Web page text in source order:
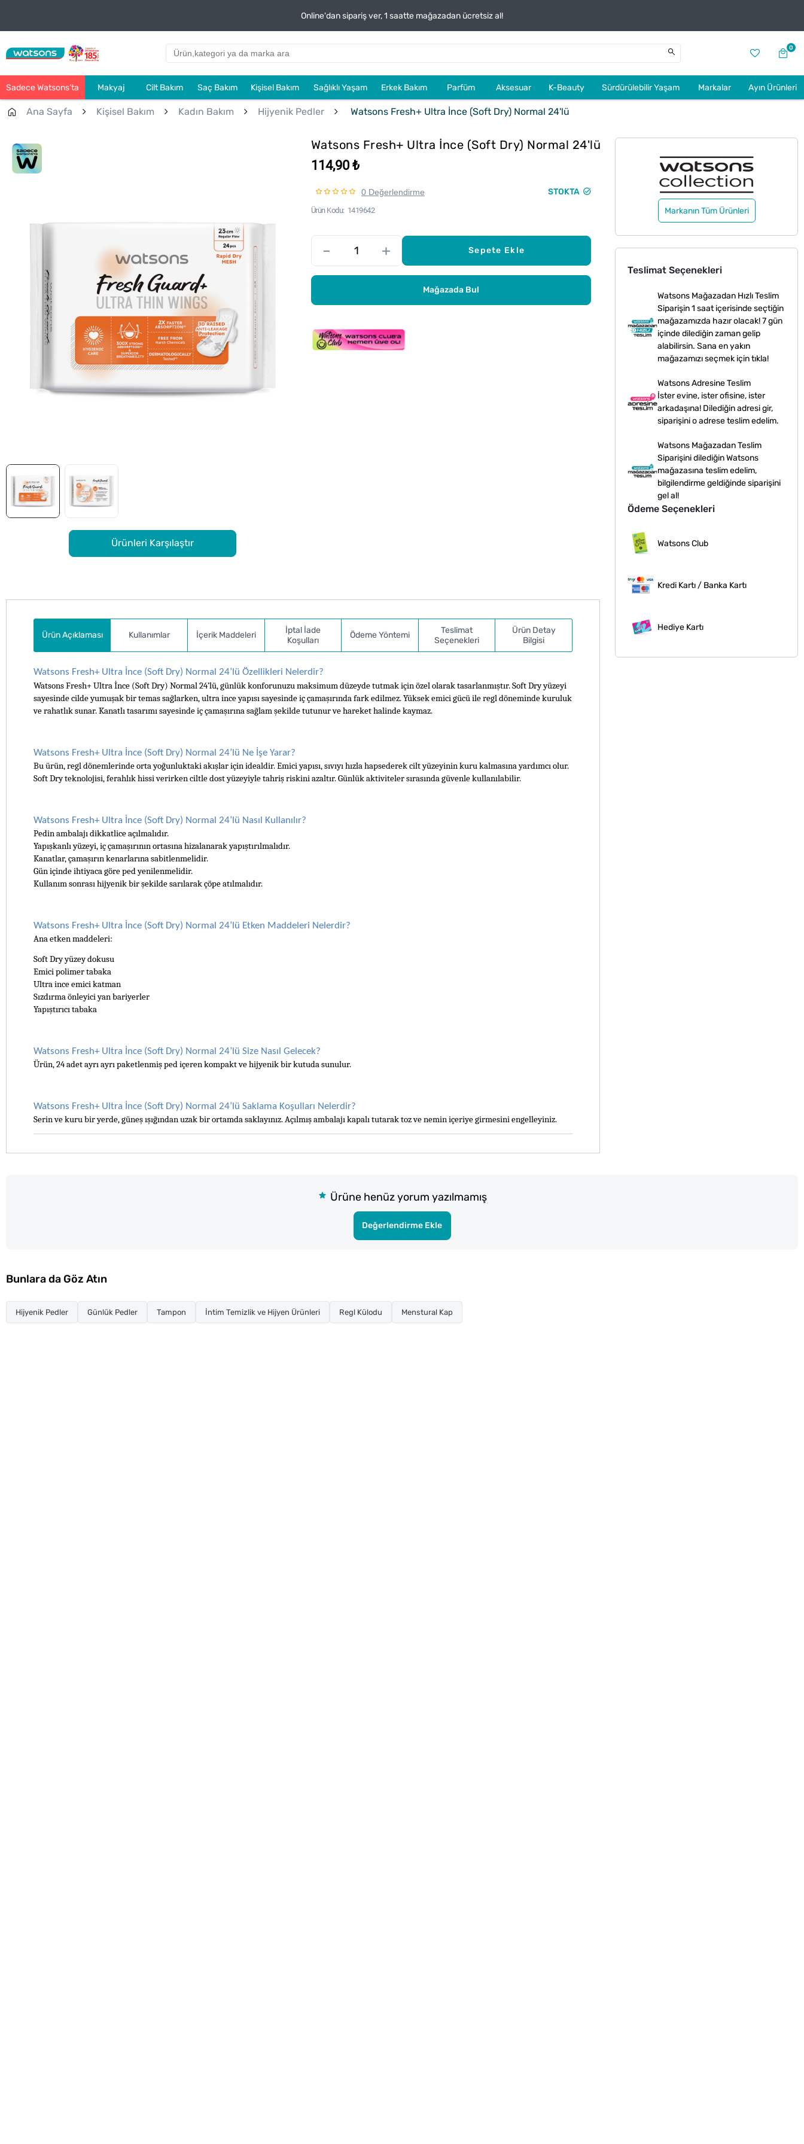
Online'dan sipariş ver, 1 saatte mağazadan ücretsiz al!
0
Sadece Watsons’ta Makyaj Cilt Bakım Saç Bakım Kişisel Bakım Sağlıklı Yaşam Erkek Bakım Parfüm Aksesuar K-Beauty Sürdürülebilir Yaşam Markalar Ayın Ürünleri
Ana Sayfa Kişisel Bakım Kadın Bakım Hijyenik Pedler Watsons Fresh+ Ultra İnce (Soft Dry) Normal 24'lü
Ürünleri Karşılaştır
Watsons Fresh+ Ultra İnce (Soft Dry) Normal 24'lü
114,90 ₺
0 Değerlendirme STOKTA
Ürün Kodu 1419642
– + Sepete Ekle
Mağazada Bul
Markanın Tüm Ürünleri
Teslimat Seçenekleri
Watsons Mağazadan Hızlı Teslim
Siparişin 1 saat içerisinde seçtiğin
mağazamızda hazır olacak! 7 gün
içinde dilediğin zaman gelip
alabilirsin. Sana en yakın
mağazamızı seçmek için tıkla!
Watsons Adresine Teslim
İster evine, ister ofisine, ister
arkadaşına! Dilediğin adresi gir,
siparişini o adrese teslim edelim.
Watsons Mağazadan Teslim
Siparişini dilediğin Watsons
mağazasına teslim edelim,
bilgilendirme geldiğinde siparişini
gel al!
Ödeme Seçenekleri
Watsons Club
Kredi Kartı / Banka Kartı
Hediye Kartı
Ürün Açıklaması
Kullanımlar İçerik Maddeleri
İptal İade
Koşulları
Ödeme Yöntemi
Teslimat
Seçenekleri
Ürün Detay
Bilgisi
Watsons Fresh+ Ultra İnce (Soft Dry) Normal 24’lü Özellikleri Nelerdir?
Watsons Fresh+ Ultra İnce (Soft Dry) Normal 24’lü, günlük konforunuzu maksimum düzeyde tutmak için özel olarak tasarlanmıştır. Soft Dry yüzeyi
sayesinde cilde yumuşak bir temas sağlarken, ultra ince yapısı sayesinde iç çamaşırında fark edilmez. Yüksek emici gücü ile regl döneminde kuruluk
ve rahatlık sunar. Kanatlı tasarımı sayesinde iç çamaşırına sağlam şekilde tutunur ve hareket halinde kaymaz.
Watsons Fresh+ Ultra İnce (Soft Dry) Normal 24’lü Ne İşe Yarar?
Bu ürün, regl dönemlerinde orta yoğunluktaki akışlar için idealdir. Emici yapısı, sıvıyı hızla hapsederek cilt yüzeyinin kuru kalmasına yardımcı olur.
Soft Dry teknolojisi, ferahlık hissi verirken ciltle dost yüzeyiyle tahriş riskini azaltır. Günlük aktiviteler sırasında güvenle kullanılabilir.
Watsons Fresh+ Ultra İnce (Soft Dry) Normal 24’lü Nasıl Kullanılır?
Pedin ambalajı dikkatlice açılmalıdır.
Yapışkanlı yüzeyi, iç çamaşırının ortasına hizalanarak yapıştırılmalıdır.
Kanatlar, çamaşırın kenarlarına sabitlenmelidir.
Gün içinde ihtiyaca göre ped yenilenmelidir.
Kullanım sonrası hijyenik bir şekilde sarılarak çöpe atılmalıdır.
Watsons Fresh+ Ultra İnce (Soft Dry) Normal 24’lü Etken Maddeleri Nelerdir?
Ana etken maddeleri:
Soft Dry yüzey dokusu
Emici polimer tabaka
Ultra ince emici katman
Sızdırma önleyici yan bariyerler
Yapıştırıcı tabaka
Watsons Fresh+ Ultra İnce (Soft Dry) Normal 24’lü Size Nasıl Gelecek?
Ürün, 24 adet ayrı ayrı paketlenmiş ped içeren kompakt ve hijyenik bir kutuda sunulur.
Watsons Fresh+ Ultra İnce (Soft Dry) Normal 24’lü Saklama Koşulları Nelerdir?
Serin ve kuru bir yerde, güneş ışığından uzak bir ortamda saklayınız. Açılmış ambalajı kapalı tutarak toz ve nemin içeriye girmesini engelleyiniz.
Ürüne henüz yorum yazılmamış
Değerlendirme Ekle
Bunlara da Göz Atın
Hijyenik Pedler Günlük Pedler Tampon İntim Temizlik ve Hijyen Ürünleri Regl Külodu Menstural Kap